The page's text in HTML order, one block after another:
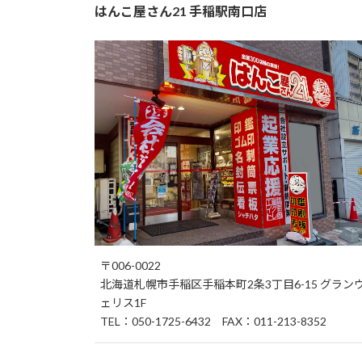
はんこ屋さん21 手稲駅南口店
〒006-0022
北海道札幌市手稲区手稲本町2条3丁目6-15 グラン
ェリス1F
TEL：050-1725-6432 FAX：011-213-8352